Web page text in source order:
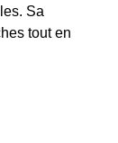
Sa
tout en